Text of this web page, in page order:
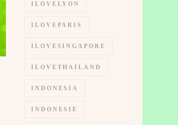
ILOVELYON
ILOVEPARIS
ILOVESINGAPORE
ILOVETHAILAND
INDONESIA
INDONESIE